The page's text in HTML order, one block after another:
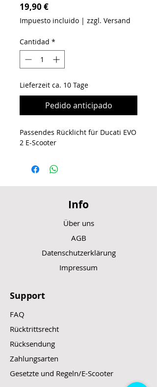
19,90 €Precio
Impuesto incluido | zzgl. Versand
Cantidad *
Lieferzeit ca. 10 Tage
Pedido anticipado
Passendes Rücklicht für Ducati EVO
2 E-Scooter
Info
Über uns
AGB
Datenschutzerklärung
Impressum
Support
FAQ
Rücktrittsrecht
Rücksendung
Zahlungsarten
Gesetzte und Regeln/E-Scooter